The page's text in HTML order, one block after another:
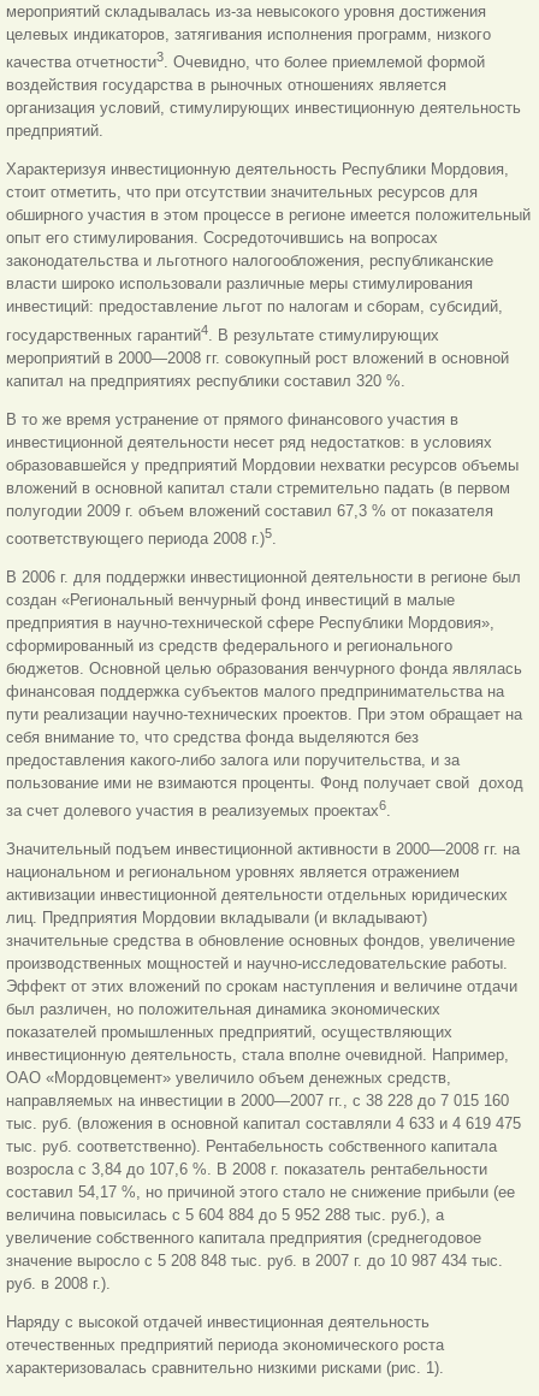
мероприятий складывалась из-за невысокого уровня достижения
целевых индикаторов, затягивания исполнения программ, низкого
качества отчетности3. Очевидно, что более приемлемой формой
воздействия государства в рыночных отношениях является
организация условий, стимулирующих инвестиционную деятельность
предприятий.
Характеризуя инвестиционную деятельность Республики Мордовия,
стоит отметить, что при отсутствии значительных ресурсов для
обширного участия в этом процессе в регионе имеется положительный
опыт его стимулирования. Сосредоточившись на вопросах
законодательства и льготного налогообложения, республиканские
власти широко использовали различные меры стимулирования
инвестиций: предоставление льгот по налогам и сборам, субсидий,
государственных гарантий4
. В результате стимулирующих
мероприятий в 2000—2008 гг. совокупный рост вложений в основной
капитал на предприятиях республики составил 320 %.
В то же время устранение от прямого финансового участия в
инвестиционной деятельности несет ряд недостатков: в условиях
образовавшейся у предприятий Мордовии нехватки ресурсов объемы
вложений в основной капитал стали стремительно падать (в первом
полугодии 2009 г. объем вложений составил 67,3 % от показателя
соответствующего периода 2008 г.)5.
В 2006 г. для поддержки инвестиционной деятельности в регионе был
создан «Региональный венчурный фонд инвестиций в малые
предприятия в научно-технической сфере Республики Мордовия»,
сформированный из средств федерального и регионального
бюджетов. Основной целью образования венчурного фонда являлась
финансовая поддержка субъектов малого предпринимательства на
пути реализации научно-технических проектов. При этом обращает на
себя внимание то, что средства фонда выделяются без
предоставления какого-либо залога или поручительства, и за
пользование ими не взимаются проценты. Фонд получает свой доход
за счет долевого участия в реализуемых проектах6.
Значительный подъем инвестиционной активности в 2000—2008 гг. на
национальном и региональном уровнях является отражением
активизации инвестиционной деятельности отдельных юридических
лиц. Предприятия Мордовии вкладывали (и вкладывают)
значительные средства в обновление основных фондов, увеличение
производственных мощностей и научно-исследовательские работы.
Эффект от этих вложений по срокам наступления и величине отдачи
был различен, но положительная динамика экономических
показателей промышленных предприятий, осуществляющих
инвестиционную деятельность, стала вполне очевидной. Например,
ОАО «Мордовцемент» увеличило объем денежных средств,
направляемых на инвестиции в 2000—2007 гг., с 38 228 до 7 015 160
тыс. руб. (вложения в основной капитал составляли 4 633 и 4 619 475
тыс. руб. соответственно). Рентабельность собственного капитала
возросла с 3,84 до 107,6 %. В 2008 г. показатель рентабельности
составил 54,17 %, но причиной этого стало не снижение прибыли (ее
величина повысилась с 5 604 884 до 5 952 288 тыс. руб.), а
увеличение собственного капитала предприятия (среднегодовое
значение выросло с 5 208 848 тыс. руб. в 2007 г. до 10 987 434 тыс.
руб. в 2008 г.).
Наряду с высокой отдачей инвестиционная деятельность
отечественных предприятий периода экономического роста
характеризовалась сравнительно низкими рисками (рис. 1).